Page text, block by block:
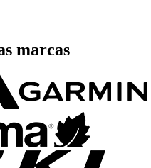
marcas